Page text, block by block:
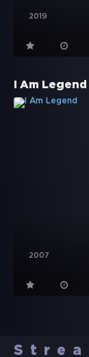
2019
I Am Legend
2007